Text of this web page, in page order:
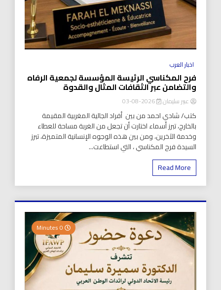
اخبار العرب
فرح المكناسي الرئيسة المؤسسة لجمعية الرفاه
والتضامن عبر الثقافات المثال والقدوة
عبير سليمان 2026-08-03
كتب/ شادي احمد من بين أفراد الجالية المغربية المقيمة
بالخارج، تبرز أسماء اختارت أن تجعل من الغربة مساحة للعطاء
وخدمة الآخرين، ومن بين هذه الوجوه الإنسانية المتميزة، تبرز
السيدة فرح المكناسي ، التي استطاعت...
Read More